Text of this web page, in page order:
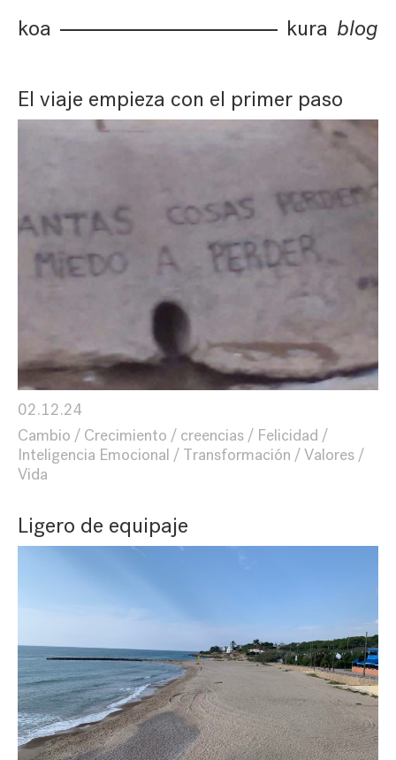
koa kura blog
El viaje empieza con el primer paso
02.12.24
Cambio
Crecimiento creencias
Felicidad
Inteligencia Emocional
Transformación
Valores
Vida
Ligero de equipaje